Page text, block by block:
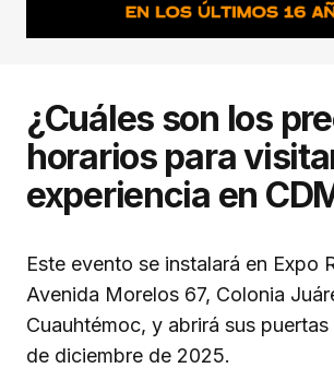
¿Cuáles son los
horarios para
experiencia en
Este evento se instalará en Expo
Avenida Morelos 67, Colonia
Cuauhtémoc, y abrirá sus
de diciembre de 2025.